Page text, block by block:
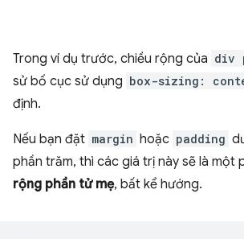
Trong ví dụ trước, chiều rộng của div
sử bố cục sử dụng box-sizing:
định.
Nếu bạn đặt margin hoặc padding
phần trăm, thì các giá trị này sẽ là một
rộng phần tử mẹ, bất kể hướng.